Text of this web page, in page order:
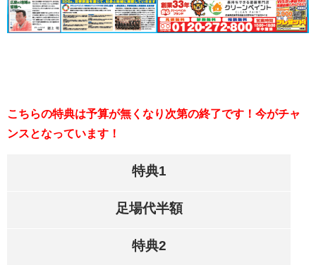
こちらの特典は予算が無くなり次第の終了です！今がチャ
ンスとなっています！
特典1
足場代半額
特典2